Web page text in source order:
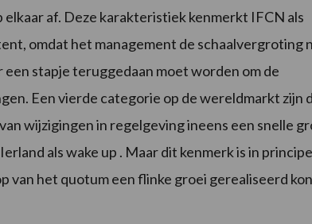
af. Deze karakteristiek kenmerkt IFCN als
omdat het management de schaalvergroting
een stapje teruggedaan moet worden om de
Een vierde categorie op de wereldmarkt zijn
wijzigingen in regelgeving ineens een snelle
als wake up . Maar dit kenmerk is in principe
van het quotum een flinke groei gerealiseerd kon